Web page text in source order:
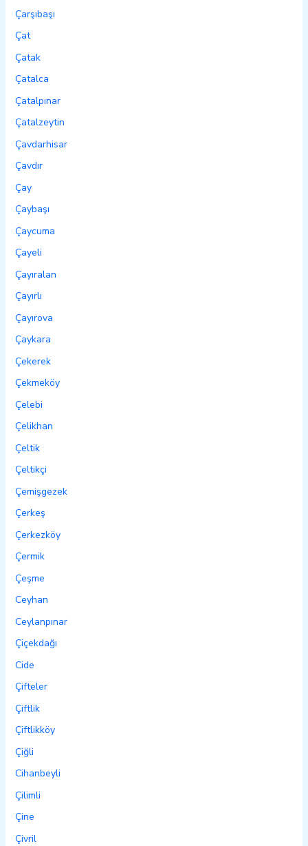
Çarşıbaşı
Çat
Çatak
Çatalca
Çatalpınar
Çatalzeytin
Çavdarhisar
Çavdır
Çay
Çaybaşı
Çaycuma
Çayeli
Çayıralan
Çayırlı
Çayırova
Çaykara
Çekerek
Çekmeköy
Çelebi
Çelikhan
Çeltik
Çeltikçi
Çemişgezek
Çerkeş
Çerkezköy
Çermik
Çeşme
Ceyhan
Ceylanpınar
Çiçekdağı
Cide
Çifteler
Çiftlik
Çiftlikköy
Çiğli
Cihanbeyli
Çilimli
Çine
Çivril